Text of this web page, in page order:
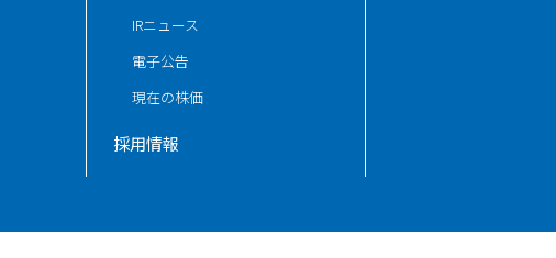
IRニュース
電子公告
現在の株価
採用情報